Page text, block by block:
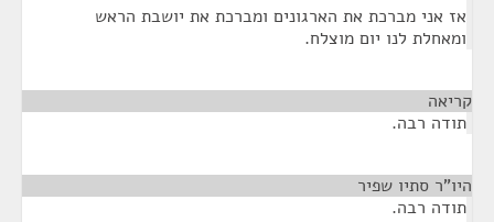
אז אני מברכת את הארגונים ומברכת את יושבת הראש
ומאחלת לנו יום מוצלח.
קריאה
תודה רבה.
היו"ר סתיו שפיר
תודה רבה.